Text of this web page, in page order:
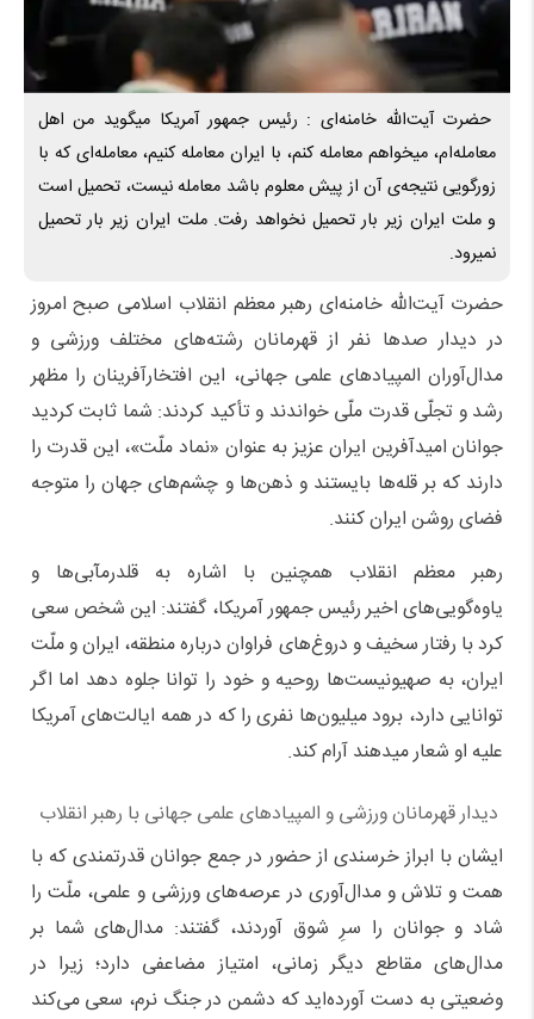
حضرت آیت‌الله خامنه‌ای : رئیس جمهور آمریکا میگوید من اهل
معامله‌ام، میخواهم معامله کنم، با ایران معامله کنیم، معامله‌ای که با
زورگویی نتیجه‌ی آن از پیش معلوم باشد معامله نیست، تحمیل است
و ملت ایران زیر بار تحمیل نخواهد رفت. ملت ایران زیر بار تحمیل
نمیرود.
حضرت آیت‌الله خامنه‌ای رهبر معظم انقلاب اسلامی صبح امروز
در دیدار صدها نفر از قهرمانان رشته‌های مختلف ورزشی و
مدال‌آوران المپیادهای علمی جهانی، این افتخارآفرینان را مظهر
رشد و تجلّی قدرت ملّی خواندند و تأکید کردند: شما ثابت کردید
جوانان امیدآفرین ایران عزیز به عنوان «نماد ملّت»، این قدرت را
دارند که بر قله‌ها بایستند و ذهن‌ها و چشم‌های جهان را متوجه
فضای روشن ایران کنند.
رهبر معظم انقلاب همچنین با اشاره به قلدرمآبی‌ها و
یاوه‌گویی‌های اخیر رئیس جمهور آمریکا، گفتند: این شخص سعی
کرد با رفتار سخیف و دروغ‌های فراوان درباره منطقه، ایران و ملّت
ایران، به صهیونیست‌ها روحیه و خود را توانا جلوه دهد اما اگر
توانایی دارد، برود میلیون‌ها نفری را که در همه ایالت‌های آمریکا
علیه او شعار میدهند آرام کند.
دیدار قهرمانان ورزشی و المپیادهای علمی جهانی با رهبر انقلاب
ایشان با ابراز خرسندی از حضور در جمع جوانان قدرتمندی که با
همت و تلاش و مدال‌آوری در عرصه‌های ورزشی و علمی، ملّت را
شاد و جوانان را سرِ شوق آوردند، گفتند: مدال‌های شما بر
مدال‌های مقاطع دیگر زمانی، امتیاز مضاعفی دارد؛ زیرا در
وضعیتی به دست آورده‌اید که دشمن در جنگ نرم، سعی می‌کند